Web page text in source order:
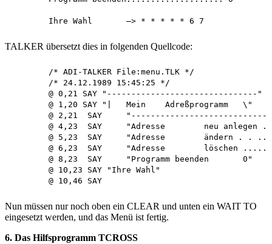
TALKER übersetzt dies in folgenden Quellcode:
Nun müssen nur noch oben ein CLEAR und unten ein WAIT TO
eingesetzt werden, und das Menü ist fertig.
6. Das Hilfsprogramm TCROSS